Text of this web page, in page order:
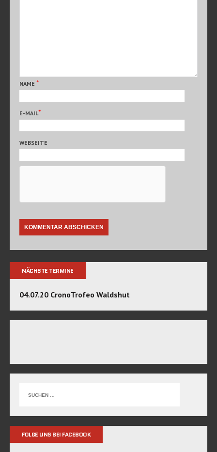
NAME *
E-MAIL*
WEBSEITE
NÄCHSTE TERMINE
04.07.20 CronoTrofeo Waldshut
FOLGE UNS BEI FACEBOOK